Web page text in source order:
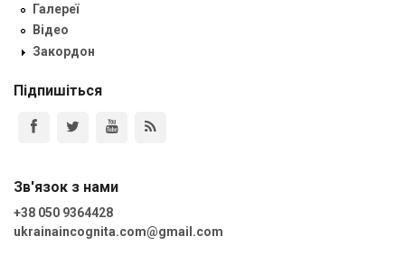
Галереї
Відео
Закордон
Підпишіться
Зв'язок з нами
+38 050 9364428
ukrainaincognita.com@gmail.com